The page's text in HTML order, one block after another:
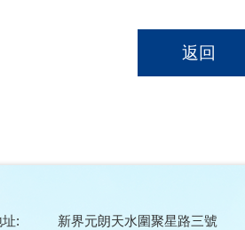
返回
: 新界元朗天水圍聚星路三號